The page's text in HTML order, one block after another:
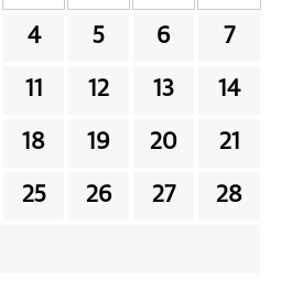
4 5 6 7
11 12 13 14
18 19 20 21
25 26 27 28